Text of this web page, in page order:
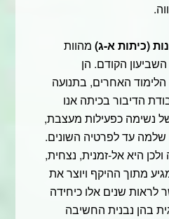
(כיתות א-ג) מהוות
הקודם. הן
הלימוד האחרים, בתנועה
הדיבור בכיתה אנו
נשימה כפעילות מעצבת,
שלמה עד לפרטיה השונים.
היא אל-זמנית, נצחית,
מתוך ההיקף ויוצר את
שנים אלו כיחידה
בהן נבנית החשיבה